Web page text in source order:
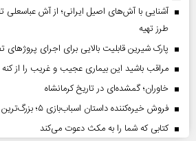
آشنایی با آش‌های اصیل ایرانی؛ از آش
طرز تهیه
پارک شیرین قابلیت‌ بالایی برای اجرای پروژهای
مراقب باشید این بیماری عجیب و غریب را از کنه
خاوران؛ گمشده‌ای در تاریخ کرمانشاه
فروش خیره‌کننده داستان اسباب‌بازی ۵؛ بزرگ‌ترین افتتاحیه سال برای پیکسار
کتابی که شما را به مکث دعوت می‌کند